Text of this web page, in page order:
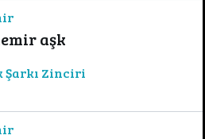
aşk
Zinciri